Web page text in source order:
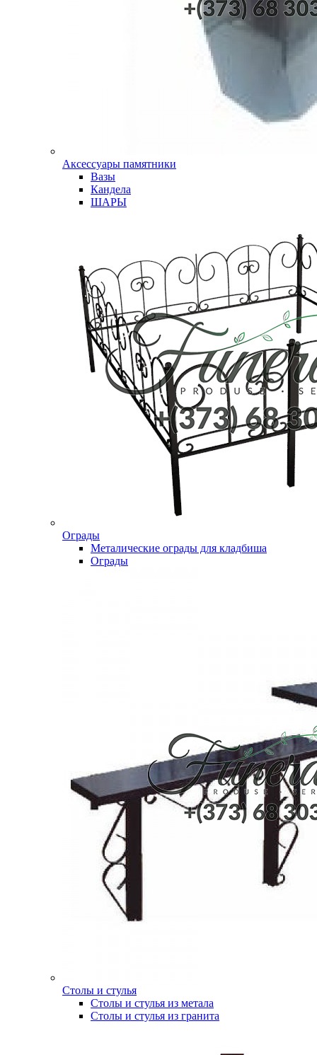
Аксессуары памятники
Вазы
Кандела
ШАРЫ
Ограды
Металические ограды для кладбиша
Ограды
Столы и стулья
Столы и стулья из метала
Столы и стулья из гранита